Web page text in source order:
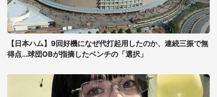
【日本ハム】9回好機になぜ代打起用したのか、連続三振で無
得点...球団OBが指摘したベンチの「選択」